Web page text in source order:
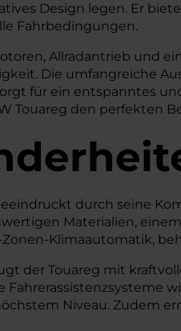
Design legen. Er
Fahrbedingungen.
Allradantrieb und
Die umfangreiche
für ein entspanntes
Touareg den perfekten
durch seine
Materialien,
Zonen-Klimaautomatik,
der Touareg mit
Fahrerassistenzsysteme
Niveau. Zudem